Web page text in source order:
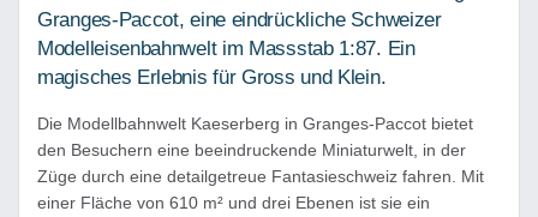
Granges-Paccot, eine eindrückliche Schweizer
Modelleisenbahnwelt im Massstab 1:87. Ein
magisches Erlebnis für Gross und Klein.
Die Modellbahnwelt Kaeserberg in Granges-Paccot bietet
den Besuchern eine beeindruckende Miniaturwelt, in der
Züge durch eine detailgetreue Fantasieschweiz fahren. Mit
einer Fläche von 610 m² und drei Ebenen ist sie ein